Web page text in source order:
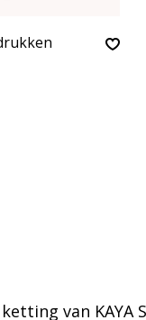
van KAYA